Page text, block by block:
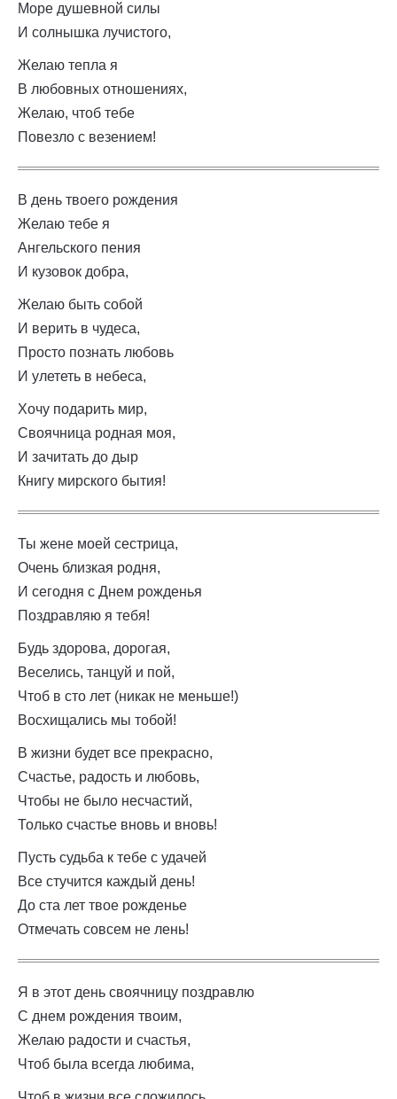
Море душевной силы
И солнышка лучистого,
Желаю тепла я
В любовных отношениях,
Желаю, чтоб тебе
Повезло с везением!
В день твоего рождения
Желаю тебе я
Ангельского пения
И кузовок добра,
Желаю быть собой
И верить в чудеса,
Просто познать любовь
И улететь в небеса,
Хочу подарить мир,
Своячница родная моя,
И зачитать до дыр
Книгу мирского бытия!
Ты жене моей сестрица,
Очень близкая родня,
И сегодня с Днем рожденья
Поздравляю я тебя!
Будь здорова, дорогая,
Веселись, танцуй и пой,
Чтоб в сто лет (никак не меньше!)
Восхищались мы тобой!
В жизни будет все прекрасно,
Счастье, радость и любовь,
Чтобы не было несчастий,
Только счастье вновь и вновь!
Пусть судьба к тебе с удачей
Все стучится каждый день!
До ста лет твое рожденье
Отмечать совсем не лень!
Я в этот день своячницу поздравлю
С днем рождения твоим,
Желаю радости и счастья,
Чтоб была всегда любима,